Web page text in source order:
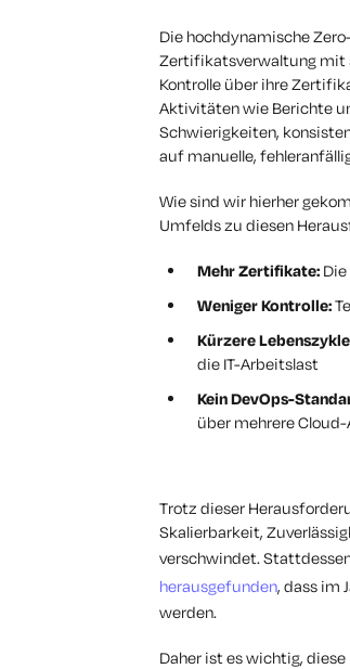
Die hochdynamische
Zertifikatsverwaltung mit
Kontrolle über ihre
Aktivitäten wie Berichte
Schwierigkeiten,
auf manuelle,
Wie sind wir hierher
Umfelds zu diesen
Mehr Zertifikate:
Weniger Kontrolle:
Kürzere
die IT-Arbeitslast
Kein DevOps-
über mehrere
Trotz dieser
Skalierbarkeit,
verschwindet.
herausgefunden, dass im
werden.
Daher ist es wichtig,